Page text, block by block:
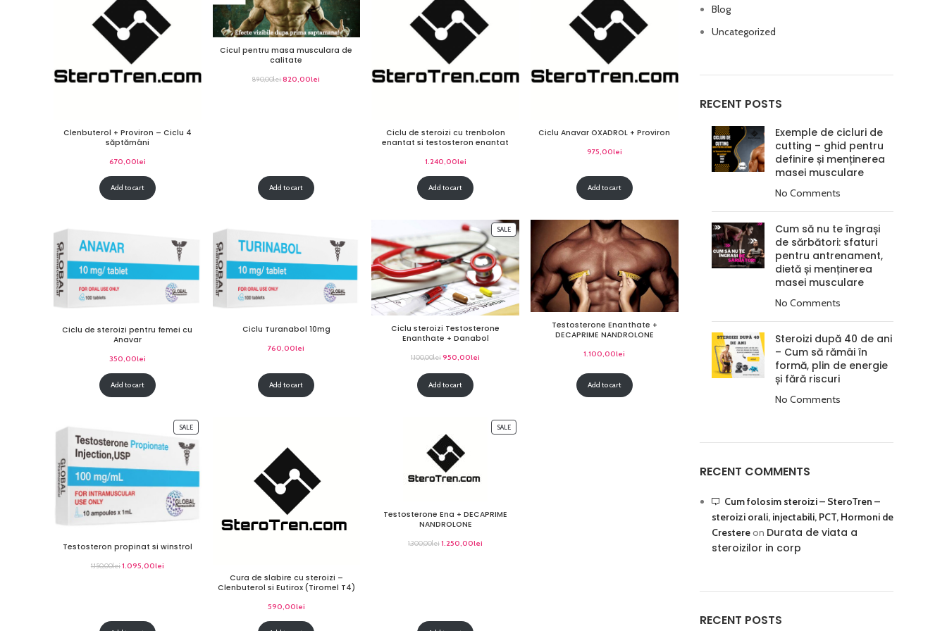
Clenbuterol + Proviron – Ciclu 4
săptămâni
670,00lei
Add to cart
Cicul pentru masa musculara de
calitate
890,00lei 820,00lei
Add to cart
Ciclu de steroizi cu trenbolon
enantat si testosteron enantat
1.240,00lei
Add to cart
Ciclu Anavar OXADROL + Proviron
975,00lei
Add to cart
Ciclu de steroizi pentru femei cu
Anavar
350,00lei
Add to cart
Ciclu Turanabol 10mg
760,00lei
Add to cart
SALE
Ciclu steroizi Testosterone
Enanthate + Danabol
1.100,00lei 950,00lei
Add to cart
Testosterone Enanthate +
DECAPRIME NANDROLONE
1.100,00lei
Add to cart
SALE
Testosteron propinat si winstrol
1.150,00lei1.095,00lei
Cura de slabire cu steroizi –
Clenbuterol si Eutirox (Tiromel T4)
590,00lei
SALE
Testosterone Ena + DECAPRIME
NANDROLONE
1.300,00lei1.250,00lei
Blog
Uncategorized
RECENT POSTS
Exemple de cicluri de
cutting – ghid pentru
definire și menținerea
masei musculare
No Comments
Cum să nu te îngrași
de sărbători: sfaturi
pentru antrenament,
dietă și menținerea
masei musculare
No Comments
Steroizi după 40 de ani
– Cum să rămâi în
formă, plin de energie
și fără riscuri
No Comments
RECENT COMMENTS
Cum folosim steroizi – SteroTren –
steroizi orali, injectabili, PCT, Hormoni de
Crestereon Durata de viata a
steroizilor in corp
RECENT POSTS